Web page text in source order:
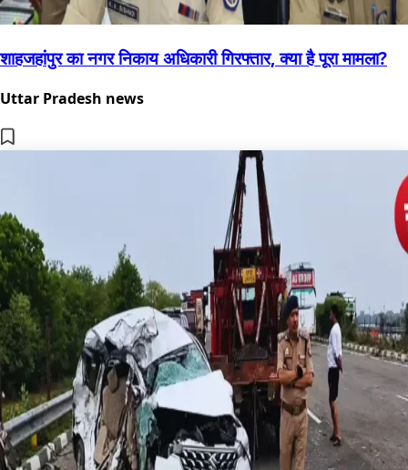
शाहजहांपुर का नगर निकाय अधिकारी गिरफ्तार, क्या है पूरा मामला?
Uttar Pradesh news